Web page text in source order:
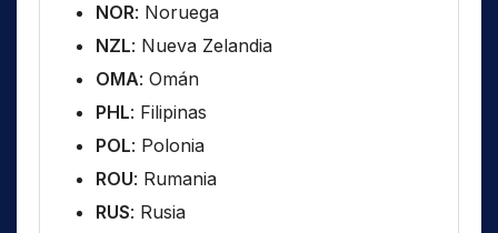
NOR: Noruega
NZL: Nueva Zelandia
OMA: Omán
PHL: Filipinas
POL: Polonia
ROU: Rumania
RUS: Rusia